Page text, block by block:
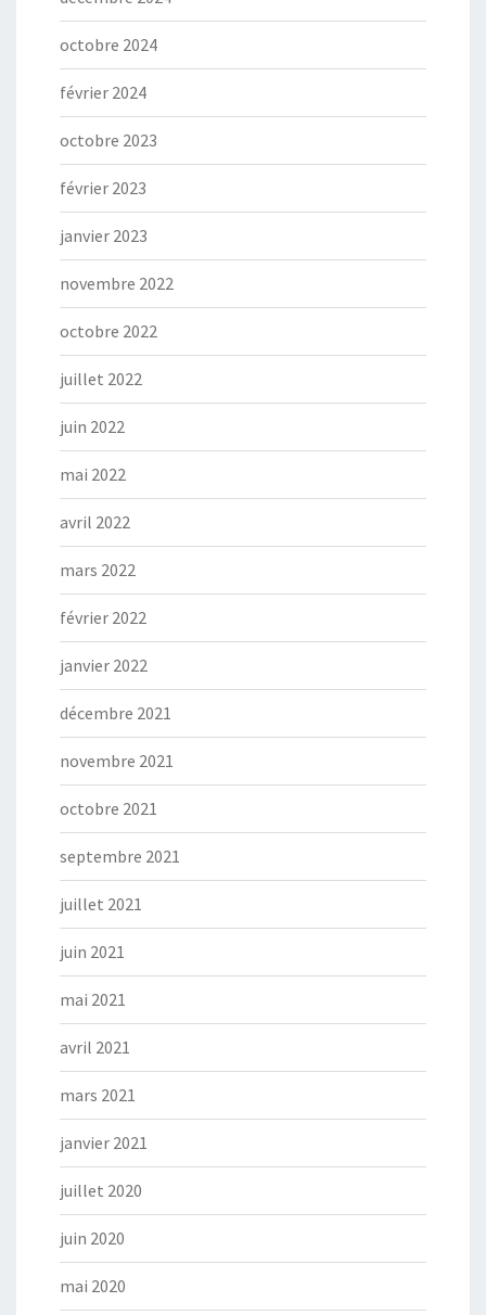
octobre 2024
février 2024
octobre 2023
février 2023
janvier 2023
novembre 2022
octobre 2022
juillet 2022
juin 2022
mai 2022
avril 2022
mars 2022
février 2022
janvier 2022
décembre 2021
novembre 2021
octobre 2021
septembre 2021
juillet 2021
juin 2021
mai 2021
avril 2021
mars 2021
janvier 2021
juillet 2020
juin 2020
mai 2020